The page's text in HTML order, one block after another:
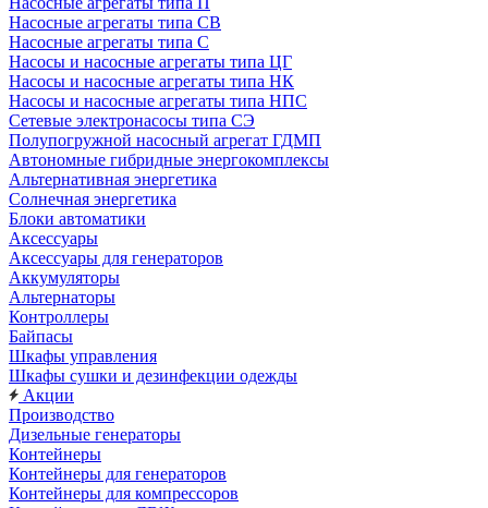
Насосные агрегаты типа СВ
Насосные агрегаты типа С
Насосы и насосные агрегаты типа ЦГ
Насосы и насосные агрегаты типа НК
Насосы и насосные агрегаты типа НПС
Сетевые электронасосы типа СЭ
Полупогружной насосный агрегат ГДМП
Автономные гибридные энергокомплексы
Альтернативная энергетика
Солнечная энергетика
Блоки автоматики
Аксессуары
Аксессуары для генераторов
Аккумуляторы
Альтернаторы
Контроллеры
Байпасы
Шкафы управления
Шкафы сушки и дезинфекции одежды
Акции
Производство
Дизельные генераторы
Контейнеры
Контейнеры для генераторов
Контейнеры для компрессоров